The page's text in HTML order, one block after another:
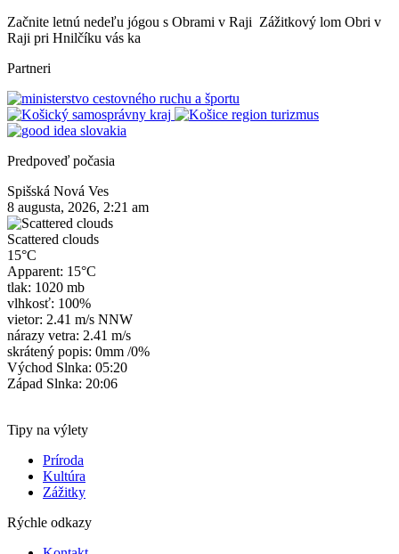
Začnite letnú nedeľu jógou s Obrami v Raji Zážitkový lom Obri v
Raji pri Hnilčíku vás ka
Partneri
Predpoveď počasia
Spišská Nová Ves
8 augusta, 2026, 2:21 am
Scattered clouds
15°C
Apparent: 15°C
tlak: 1020 mb
vlhkosť: 100%
vietor: 2.41 m/s NNW
nárazy vetra: 2.41 m/s
skrátený popis: 0mm /0%
Východ Slnka: 05:20
Západ Slnka: 20:06
Tipy na výlety
Príroda
Kultúra
Zážitky
Rýchle odkazy